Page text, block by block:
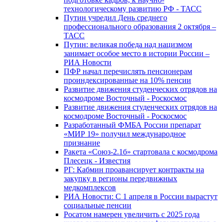
технологическому развитию РФ - ТАСС
Путин учредил День среднего
профессионального образования 2 октября –
ТАСС
Путин: великая победа над нацизмом
занимает особое место в истории России –
РИА Новости
ПФР начал перечислять пенсионерам
проиндексированные на 10% пенсии
Развитие движения студенческих отрядов на
космодроме Восточный - Роскосмос
Развитие движения студенческих отрядов на
космодроме Восточный - Роскосмос
Разработанный ФМБА России препарат
«МИР 19» получил международное
признание
Ракета «Союз-2.1б» стартовала с космодрома
Плесецк - Известия
РГ: Кабмин проавансирует контракты на
закупку в регионы передвижных
медкомплексов
РИА Новости: С 1 апреля в России вырастут
социальные пенсии
Росатом намерен увеличить с 2025 года